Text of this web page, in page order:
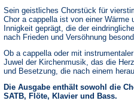
Sein geistliches Chorstück für
Chor a cappella ist von einer Wärme
Innigkeit geprägt, die der
nach Frieden und Versöhnung
Ob a cappella oder mit
Juwel der Kirchenmusik, das die
und Besetzung, die nach einem
Die Ausgabe enthält sowohl die
SATB, Flöte, Klavier und Bass.